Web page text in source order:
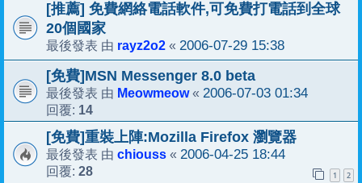
[推薦] 免費網絡電話軟件,可免費打電話到全球
20個國家
最後發表 由 rayz2o2 « 2006-07-29 15:38
[免費]MSN Messenger 8.0 beta
最後發表 由 Meowmeow« 2006-07-03 01:34
回覆: 14
[免費]重裝上陣:Mozilla Firefox 瀏覽器
最後發表 由 chiouss « 2006-04-25 18:44
回覆: 28 1 2